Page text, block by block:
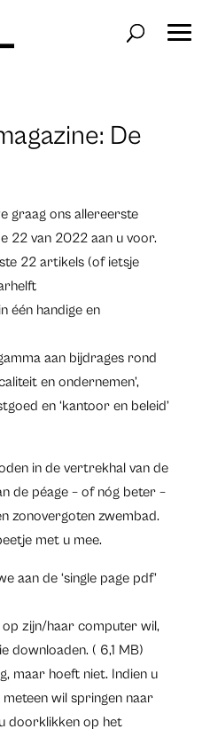
De
graag ons allereerste
22 van 2022 aan u voor.
22 artikels (of ietsje
één handige en
aan bijdrages rond
en ondernemen’,
en ‘kantoor en beleid’
in de vertrekhal van de
de péage – of nóg beter –
zonovergoten zwembad.
met u mee.
aan de ‘single page pdf’
zijn/haar computer wil,
downloaden. ( 6,1 MB)
maar hoeft niet. Indien u
wil springen naar
doorklikken op het